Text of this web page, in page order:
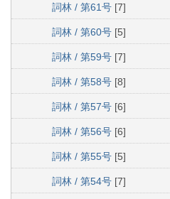
詞林 / 第61号 [7]
詞林 / 第60号 [5]
詞林 / 第59号 [7]
詞林 / 第58号 [8]
詞林 / 第57号 [6]
詞林 / 第56号 [6]
詞林 / 第55号 [5]
詞林 / 第54号 [7]